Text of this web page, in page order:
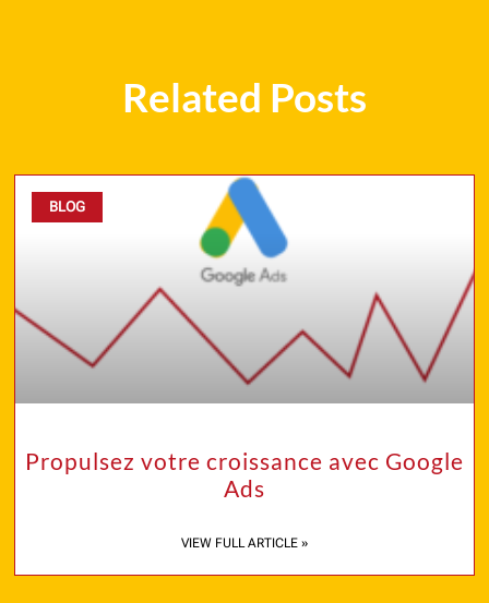
Related Posts
BLOG
Propulsez votre croissance avec Google
Ads
VIEW FULL ARTICLE »